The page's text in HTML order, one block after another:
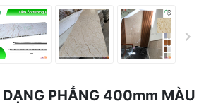
DẠNG PHẲNG 400mm MÀU